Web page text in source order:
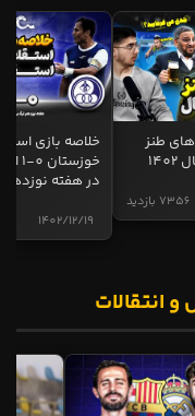
طنز
7356 بازدید
خلاصه بازی
در هفته نوزدهم
1402/12/19
و انتقالات